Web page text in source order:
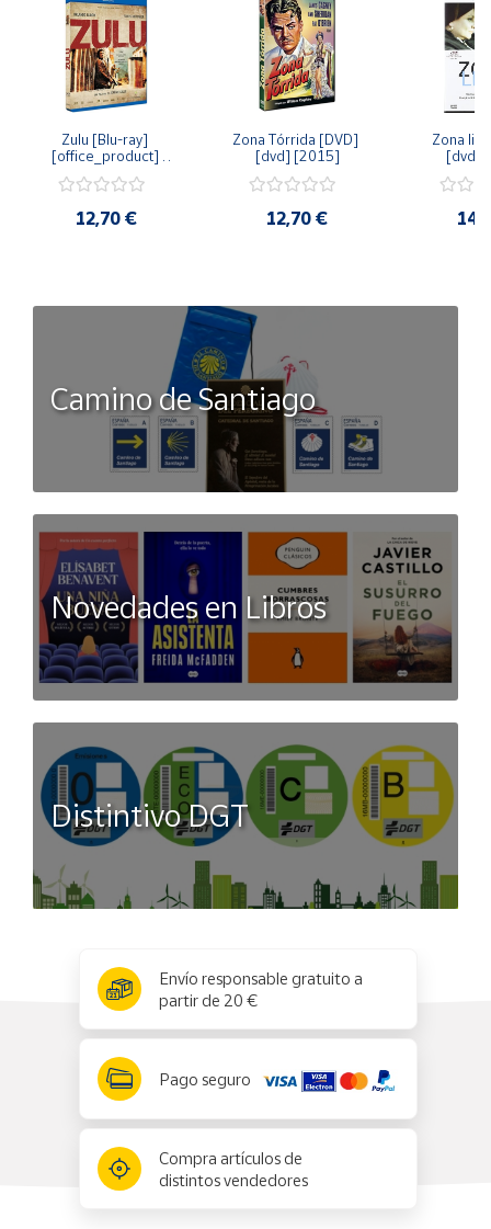
Zulu [Blu-ray]
[office_product]
12,70 €
Zona Tórrida [DVD]
[dvd] [2015]
12,70 €
Zona
[dvd]
Camino de Santiago
Novedades en Libros
Distintivo DGT
Envío responsable gratuito a
partir de 20 €
Pago seguro
Compra artículos de
distintos vendedores